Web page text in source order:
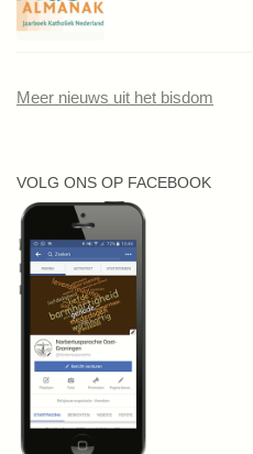
Meer nieuws uit het bisdom
VOLG ONS OP FACEBOOK